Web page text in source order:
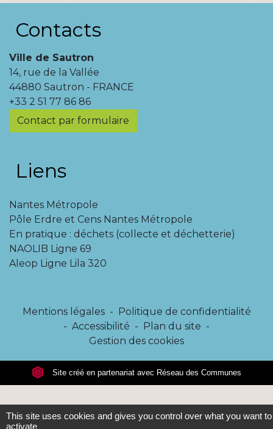
Contacts
Ville de Sautron
14, rue de la Vallée
44880 Sautron - FRANCE
+33 2 51 77 86 86
Contact par formulaire
Liens
Nantes Métropole
Pôle Erdre et Cens Nantes Métropole
En pratique : déchets (collecte et déchetterie)
NAOLIB Ligne 69
Aleop Ligne Lila 320
Mentions légales - Politique de confidentialité
- Accessibilité - Plan du site -
Gestion des cookies
Site créé en partenariat avec Réseau des Communes
This site uses cookies and gives you control over what you want to
activate